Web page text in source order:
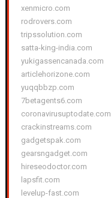
xenmicro.com
rodrovers.com
tripssolution.com
satta-king-india.com
yukigassencanada.com
articlehorizone.com
yuqqbbzp.com
7betagents6.com
coronavirusuptodate.com
crackinstreams.com
gadgetspak.com
gearsngadget.com
hireseodoctor.com
lapsfit.com
levelup-fast.com